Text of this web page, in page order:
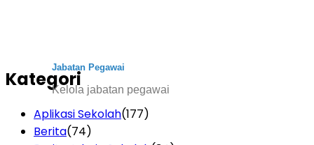
Jabatan Pegawai
Kelola jabatan pegawai
Kategori
Aplikasi Sekolah(177)
Berita(74)